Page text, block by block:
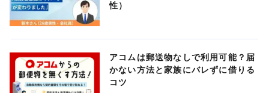
性）
アコムは郵送物なしで利用可能？届
かない方法と家族にバレずに借りる
コツ